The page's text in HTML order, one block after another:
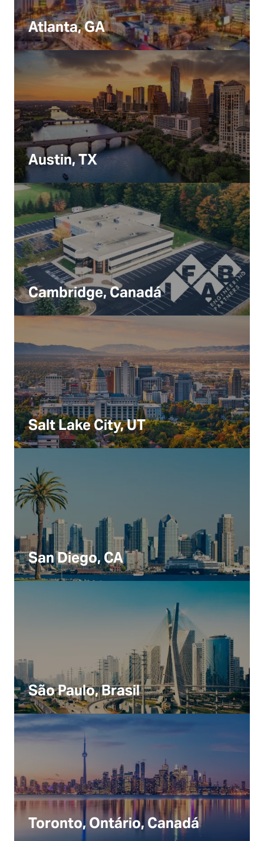
Atlanta, GA
Austin, TX
Cambridge, Canadá
Salt Lake City, UT
San Diego, CA
São Paulo, Brasil
Toronto, Ontário, Canadá